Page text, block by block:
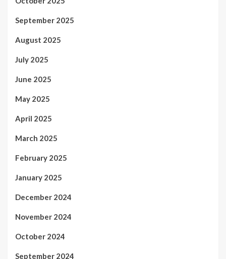
September 2025
August 2025
July 2025
June 2025
May 2025
April 2025
March 2025
February 2025
January 2025
December 2024
November 2024
October 2024
September 2024